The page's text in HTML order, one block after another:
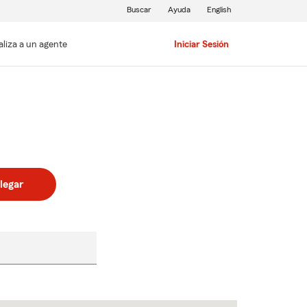
a un agente Iniciar Sesión
Buscar Ayuda English